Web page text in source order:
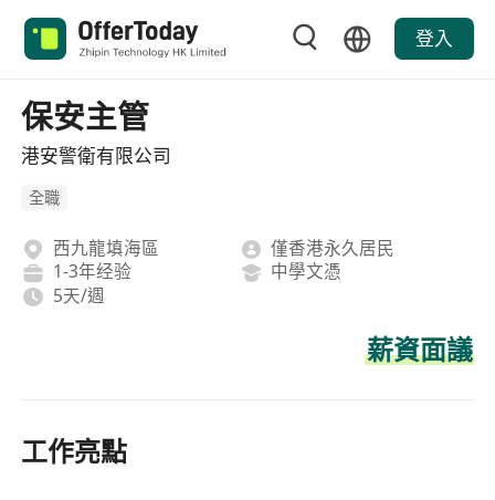
登入
保安主管
港安警衛有限公司
全職
西九龍填海區
僅香港永久居民
1-3年经验
中學文憑
5天/週
薪資面議
工作亮點